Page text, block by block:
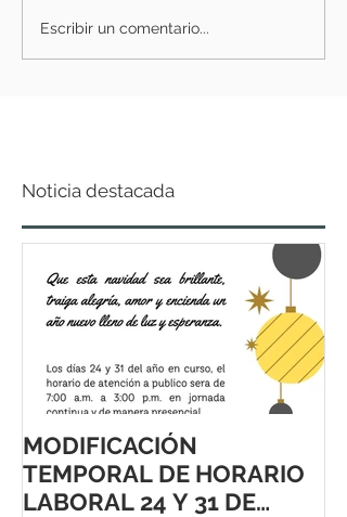
Escribir un comentario...
Noticia destacada
MODIFICACIÓN
TEMPORAL DE HORARIO
LABORAL 24 Y 31 DE